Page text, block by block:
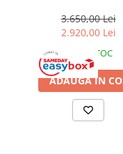
Mobilier baie
Oglinzi baie
Accesorii baie
Cuiere si suporturi
3.650,00 Lei
2.920,00 Lei
IN STOC
ADAUGA IN